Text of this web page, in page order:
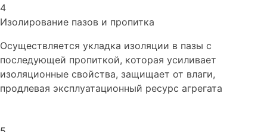
4
Изолирование пазов и пропитка
Осуществляется укладка изоляции в пазы с
последующей пропиткой, которая усиливает
изоляционные свойства, защищает от влаги,
продлевая эксплуатационный ресурс агрегата